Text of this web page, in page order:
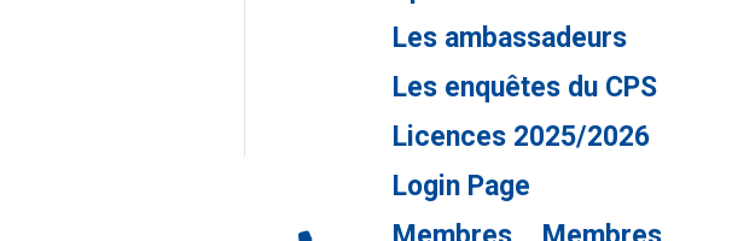
Les ambassadeurs
Les enquêtes du CPS
Licences 2025/2026
Login Page